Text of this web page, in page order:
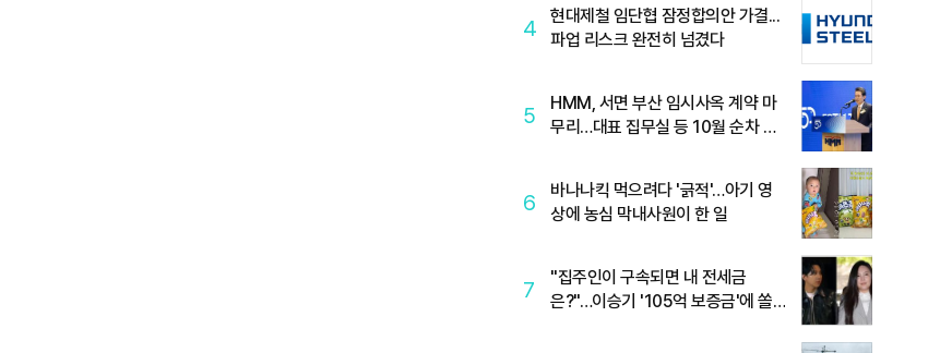
4
현대제철 임단협 잠정합의안 가결...
파업 리스크 완전히 넘겼다
5
HMM, 서면 부산 임시사옥 계약 마
무리…대표 집무실 등 10월 순차 이
6
바나나킥 먹으려다 '긁적'…아기 영
상에 농심 막내사원이 한 일
7
"집주인이 구속되면 내 전세금
은?"…이승기 '105억 보증금'에 쏠